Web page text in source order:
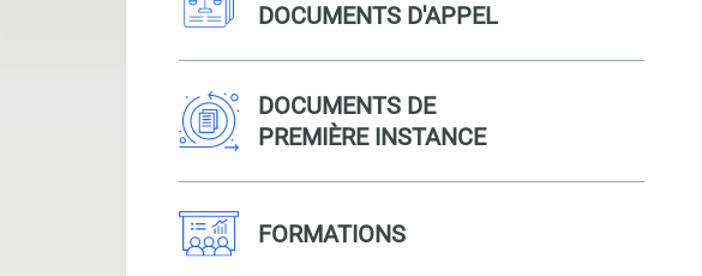
DOCUMENTS D'APPEL
DOCUMENTS DE
PREMIÈRE INSTANCE
FORMATIONS